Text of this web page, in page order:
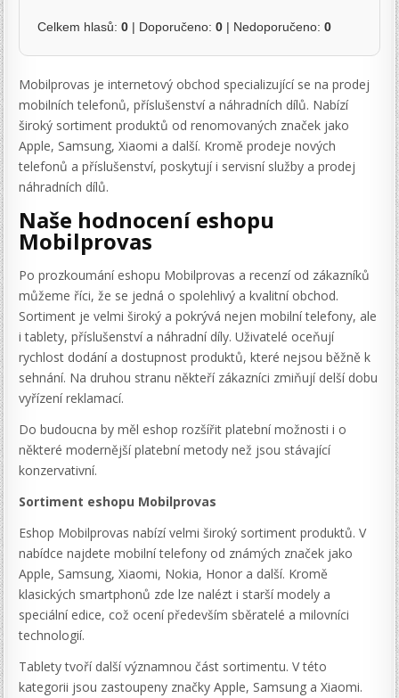
Celkem hlasů:0 | Doporučeno:0 | Nedoporučeno:0
Mobilprovas je internetový obchod specializující se na prodej
mobilních telefonů, příslušenství a náhradních dílů. Nabízí
široký sortiment produktů od renomovaných značek jako
Apple, Samsung, Xiaomi a další. Kromě prodeje nových
telefonů a příslušenství, poskytují i servisní služby a prodej
náhradních dílů.
Naše hodnocení eshopu
Mobilprovas
Po prozkoumání eshopu Mobilprovas a recenzí od zákazníků
můžeme říci, že se jedná o spolehlivý a kvalitní obchod.
Sortiment je velmi široký a pokrývá nejen mobilní telefony, ale
i tablety, příslušenství a náhradní díly. Uživatelé oceňují
rychlost dodání a dostupnost produktů, které nejsou běžně k
sehnání. Na druhou stranu někteří zákazníci zmiňují delší dobu
vyřízení reklamací.
Do budoucna by měl eshop rozšířit platební možnosti i o
některé modernější platební metody než jsou stávající
konzervativní.
Sortiment eshopu Mobilprovas
Eshop Mobilprovas nabízí velmi široký sortiment produktů. V
nabídce najdete mobilní telefony od známých značek jako
Apple, Samsung, Xiaomi, Nokia, Honor a další. Kromě
klasických smartphonů zde lze nalézt i starší modely a
speciální edice, což ocení především sběratelé a milovníci
technologií.
Tablety tvoří další významnou část sortimentu. V této
kategorii jsou zastoupeny značky Apple, Samsung a Xiaomi.